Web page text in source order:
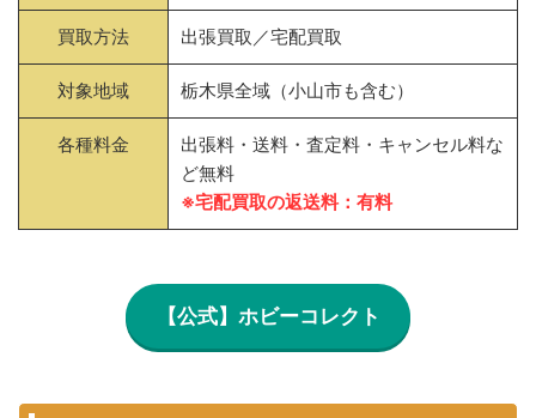
買取方法 出張買取／宅配買取
対象地域 栃木県全域（小山市も含む）
各種料金
出張料・送料・査定料・キャンセル料な
ど無料
※宅配買取の返送料：有料
【公式】ホビーコレクト